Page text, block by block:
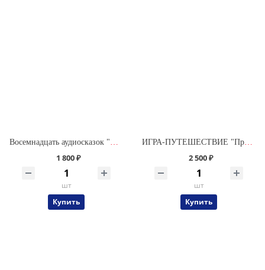
Восемнадцать аудиосказок "Приключения Саши и Даши"
1 800 ₽
шт
Купить
ИГРА-ПУТЕШЕСТВИЕ "Приключения Саши и Даши" (Комплектация № 2) СО СКАЗКАМИ
2 500 ₽
шт
Купить